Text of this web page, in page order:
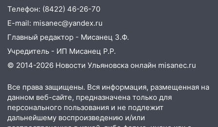
Телефон: (8422) 46-26-70
E-mail: misanec@yandex.ru
Главный редактор - Мисанец З.Ф.
Учредитель - ИП Мисанец Р.Р.
© 2014-2026 Новости Ульяновска онлайн misanec.ru
Все права защищены. Вся информация, размещенная на
данном веб-сайте, предназначена только для
персонального пользования и не подлежит
дальнейшему воспроизведению и/или